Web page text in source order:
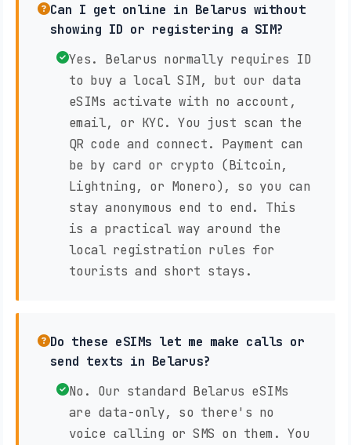
Can I get online in Belarus without
showing ID or registering a SIM?
Yes. Belarus normally requires ID
to buy a local SIM, but our data
eSIMs activate with no account,
email, or KYC. You just scan the
QR code and connect. Payment can
be by card or crypto (Bitcoin,
Lightning, or Monero), so you can
stay anonymous end to end. This
is a practical way around the
local registration rules for
tourists and short stays.
Do these eSIMs let me make calls or
send texts in Belarus?
No. Our standard Belarus eSIMs
are data-only, so there's no
voice calling or SMS on them. You